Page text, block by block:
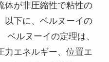
体が非圧縮性で粘性の
以下に、ベルヌーイの
ベルヌーイの定理は、
力エネルギー、位置エ